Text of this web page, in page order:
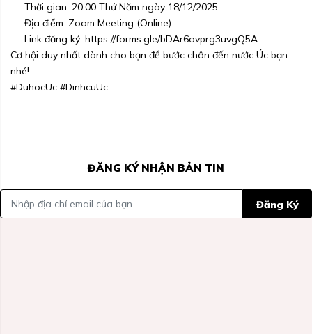
Thời gian: 20:00 Thứ Năm ngày 18/12/2025
Địa điểm: Zoom Meeting (Online)
Link đăng ký: https://forms.gle/bDAr6ovprg3uvgQ5A
Cơ hội duy nhất dành cho bạn để bước chân đến nước Úc bạn
nhé!
#DuhocUc #DinhcuUc
ĐĂNG KÝ NHẬN BẢN TIN
Đăng Ký